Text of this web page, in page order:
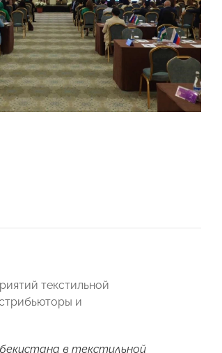
текстильной
и
в текстильной